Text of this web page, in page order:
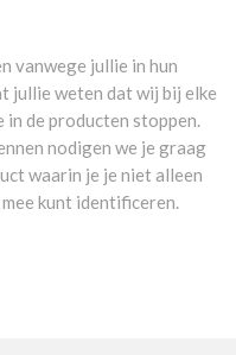
vanwege jullie in hun
jullie weten dat wij bij elke
de producten stoppen.
nodigen we je graag
waarin je je niet alleen
kunt identificeren.